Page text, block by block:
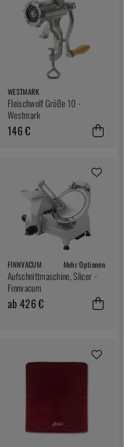
WESTMARK
Fleischwolf Größe 10 -
Westmark
146 €
FINNVACUM Mehr Optionen
Aufschnittmaschine, Slicer -
Finnvacum
ab 426 €